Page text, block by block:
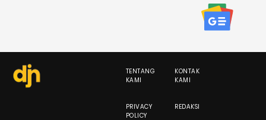
TENTANG
KAMI
KONTAK
KAMI
PRIVACY
POLICY
REDAKSI